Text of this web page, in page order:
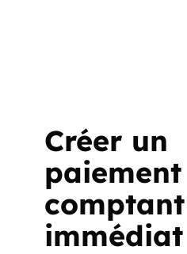
Créer un
paiement
comptant
immédiat